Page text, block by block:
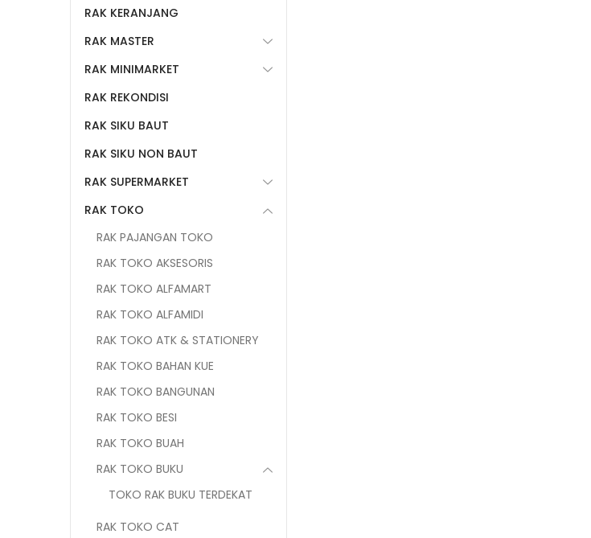
RAK KERANJANG
RAK MASTER
RAK MINIMARKET
RAK REKONDISI
RAK SIKU BAUT
RAK SIKU NON BAUT
RAK SUPERMARKET
RAK TOKO
RAK PAJANGAN TOKO
RAK TOKO AKSESORIS
RAK TOKO ALFAMART
RAK TOKO ALFAMIDI
RAK TOKO ATK & STATIONERY
RAK TOKO BAHAN KUE
RAK TOKO BANGUNAN
RAK TOKO BESI
RAK TOKO BUAH
RAK TOKO BUKU
TOKO RAK BUKU TERDEKAT
RAK TOKO CAT